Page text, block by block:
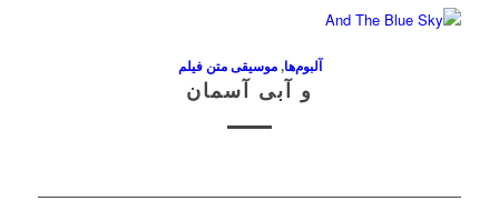
آلبوم‌ها,موسیقی متن فیلم
و آبی آسمان